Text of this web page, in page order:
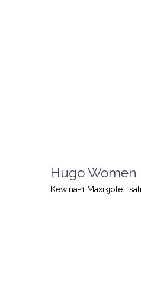
Hugo Women
Kewina-1 Maxikjole i